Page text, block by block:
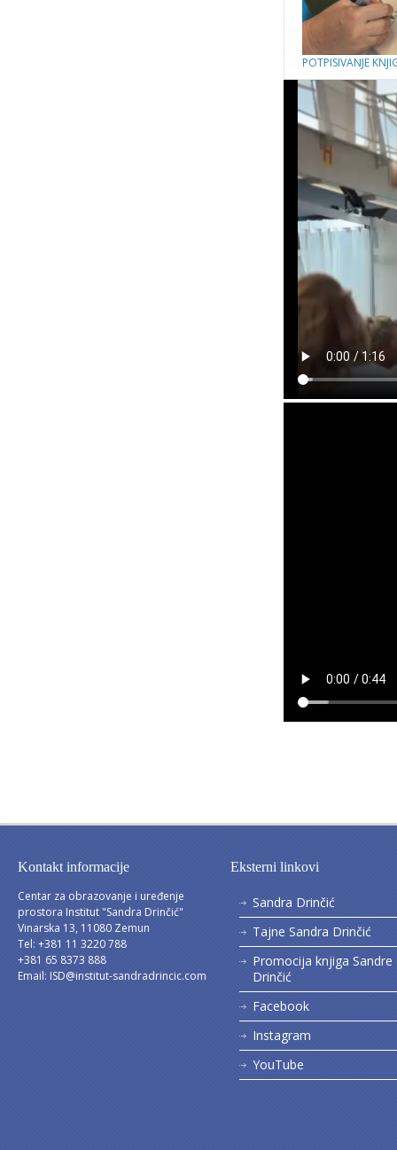
POTPISIVANJE
Kontakt informacije
Centar za obrazovanje i uređenje
prostora Institut "Sandra Drinčić"
Vinarska 13, 11080 Zemun
Tel: +381 11 3220 788
+381 65 8373 888
Email: ISD@institut-sandradrincic.com
Eksterni linkovi
Sandra Drinčić
Tajne Sandra Drinčić
Promocija knjiga Sandre
Drinčić
Facebook
Instagram
YouTube